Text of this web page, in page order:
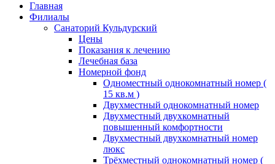
Главная
Филиалы
Санаторий Кульдурский
Цены
Показания к лечению
Лечебная база
Номерной фонд
Одноместный однокомнатный номер (
15 кв.м )
Двухместный однокомнатный номер
Двухместный двухкомнатный
повышенный комфортности
Двухместный двухкомнатный номер
люкс
Трёхместный однокомнатный номер (